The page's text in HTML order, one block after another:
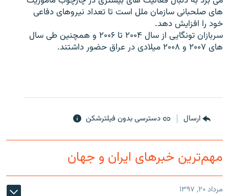
هاى صلحبانى سازمان ملل است تا تعداد نيروهاى دفاعى
خود را افزايش دهد.
سربازان تونگايى از سال ۲۰۰۴ تا ۲۰۰۶ و همچنين طى سال
هاى ۲۰۰۷ و ۲۰۰۸ ميلادى در عراق حضور داشتند.
ارسال دسترسی بدون فیلترشکن
مهم‌ترین خبرهای ایران و جهان
مرداد ۲۰, ۱۳۹۷